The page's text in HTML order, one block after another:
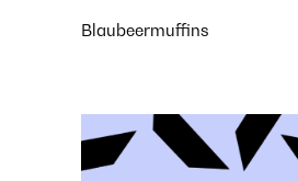
Blaubeermuffins